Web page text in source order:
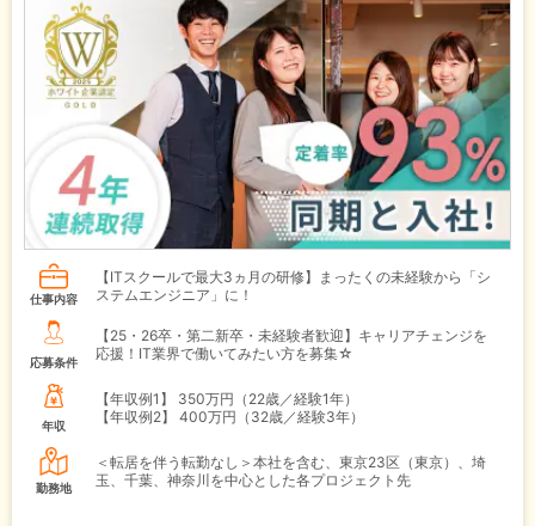
仕事内容
【ITスクールで最大3ヵ月の研修】まったくの未経験から「シ
ステムエンジニア」に！
応募条件
【25・26卒・第二新卒・未経験者歓迎】キャリアチェンジを
応援！IT業界で働いてみたい方を募集☆
年収
【年収例1】
350万円（22歳／経験1年）
【年収例2】
400万円（32歳／経験3年）
勤務地
＜転居を伴う転勤なし＞本社を含む、東京23区（東京）、埼
玉、千葉、神奈川を中心とした各プロジェクト先